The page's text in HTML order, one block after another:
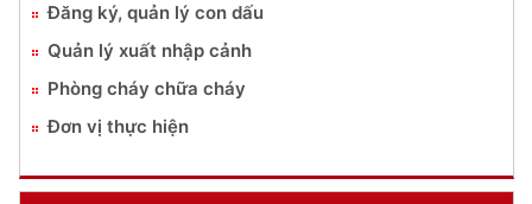
Đăng ký, quản lý con dấu
Quản lý xuất nhập cảnh
Phòng cháy chữa cháy
Đơn vị thực hiện